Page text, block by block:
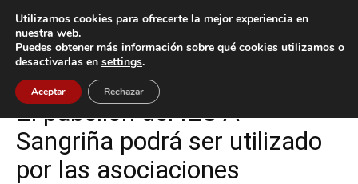
Inicio A Guarda
A Guarda Deportes
El pabellón del IES A
Sangriña podrá ser utilizado
por las asociaciones
Utilizamos cookies para ofrecerte la mejor experiencia en
nuestra web.
Puedes obtener más información sobre qué cookies utilizamos o
desactivarlas en settings.
Aceptar Rechazar